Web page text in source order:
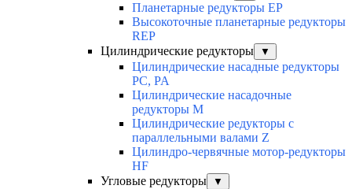
Планетарные редукторы EP
Высокоточные планетарные редукторы
REP
Цилиндрические редукторы
▼
Цилиндрические насадные редукторы
PC, PA
Цилиндрические насадочные
редукторы M
Цилиндрические редукторы с
параллельными валами Z
Цилиндро-червячные мотор-редукторы
HF
Угловые редукторы
▼